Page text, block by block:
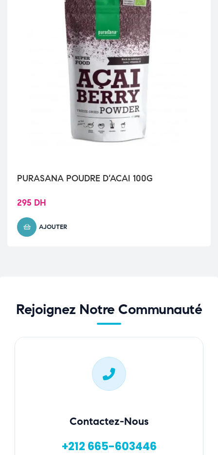
PURASANA POUDRE D’ACAI 100G
295 DH
AJOUTER
Rejoignez Notre Communauté
Contactez-Nous
+212 665-603446